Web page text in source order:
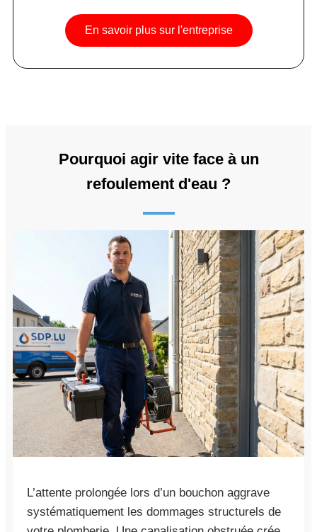
En savoir plus sur l'entreprise
Pourquoi agir vite face à un
refoulement d'eau ?
L’attente prolongée lors d’un bouchon aggrave
systématiquement les dommages structurels de